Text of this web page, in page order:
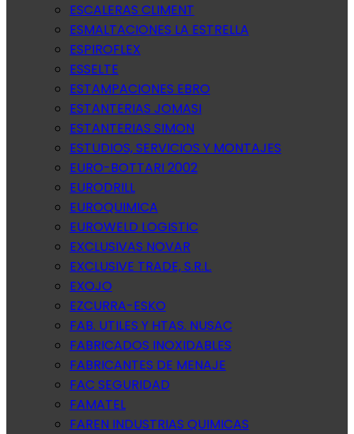
ESCALERAS CLIMENT
ESMALTACIONES LA ESTRELLA
ESPIROFLEX
ESSELTE
ESTAMPACIONES EBRO
ESTANTERIAS JOMASI
ESTANTERIAS SIMON
ESTUDIOS, SERVICIOS Y MONTAJES
EURO-BOTTARI 2002
EURODRILL
EUROQUIMICA
EUROWELD LOGISTIC
EXCLUSIVAS NOVAR
EXCLUSIVE TRADE, S.R.L.
EXOJO
EZCURRA-ESKO
FAB. UTILES Y HTAS. NUSAC
FABRICADOS INOXIDABLES
FABRICANTES DE MENAJE
FAC SEGURIDAD
FAMATEL
FAREN INDUSTRIAS QUIMICAS